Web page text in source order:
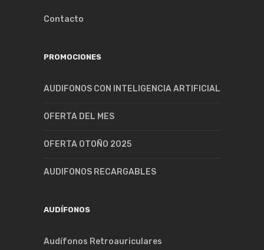
Contacto
PROMOCIONES
AUDIFONOS CON INTELIGENCIA ARTIFICIAL
OFERTA DEL MES
OFERTA OTOÑO 2025
AUDIFONOS RECARGABLES
AUDÍFONOS
Audífonos Retroauriculares